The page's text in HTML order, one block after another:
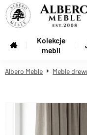
Kolekcje
mebli
Albero Meble Meble